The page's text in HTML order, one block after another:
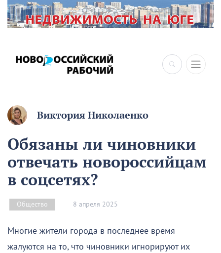
×
Виктория Николаенко
Обязаны ли чиновники
отвечать новороссийцам
в соцсетях?
Общество 8 апреля 2025
Многие жители города в последнее время
жалуются на то, что чиновники игнорируют их